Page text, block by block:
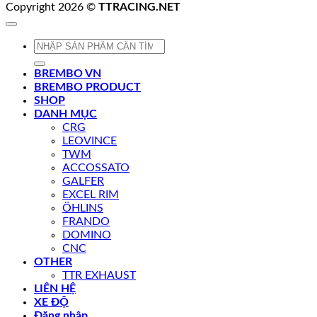
Copyright 2026 © TTRACING.NET
Tìm
BREMBO VN
BREMBO PRODUCT
SHOP
DANH MỤC
CRG
LEOVINCE
TWM
ACCOSSATO
GALFER
EXCEL RIM
ÖHLINS
FRANDO
DOMINO
CNC
OTHER
TTR EXHAUST
LIÊN HỆ
XE ĐỘ